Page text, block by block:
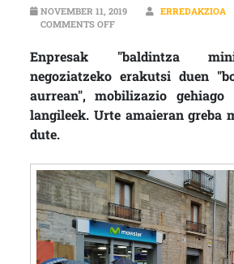
NOVEMBER 11, 2019 ERREDAKZIOA
COMMENTS OFFON ELECNORREKO
Enpresak "baldintza
negoziatzeko erakutsi duen
aurrean", mobilizazio
langileek. Urte amaieran greba
dute.